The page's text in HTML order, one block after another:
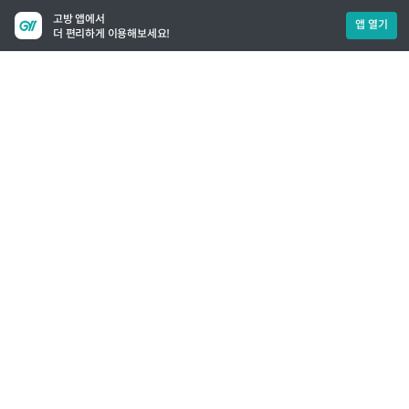
고방 앱에서
더 편리하게 이용해보세요!
앱 열기